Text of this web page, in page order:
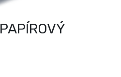
PAPÍROVÝ